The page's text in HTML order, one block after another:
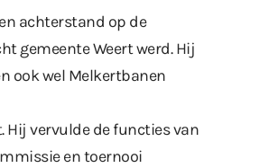
achterstand op de
gemeente Weert werd. Hij
ook wel Melkertbanen
Hij vervulde de functies van
en toernooi